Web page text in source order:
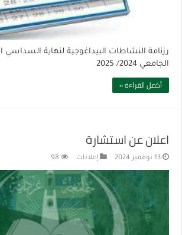
رزنامة النشاطات البيداغوجية لنهاية السداسي
الجامعي 2024/ 2025
أكمل القراءة »
اعلان عن استشارة
13 نوفمبر 2024 إعلانات 98